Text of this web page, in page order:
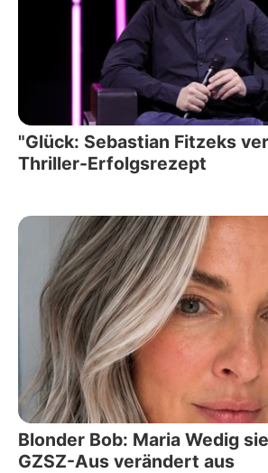
"Glück: Sebastian Fitzeks
Thriller-Erfolgsrezept
Blonder Bob: Maria Wedig
GZSZ-Aus verändert aus